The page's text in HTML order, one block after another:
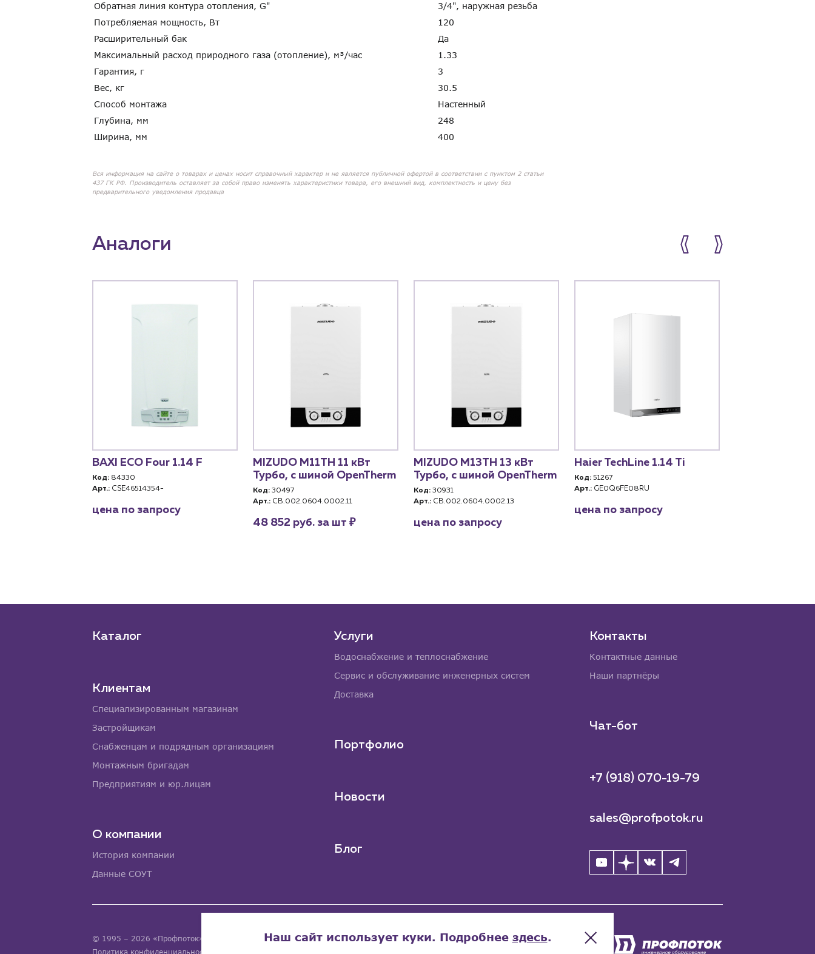
Обратная линия контура отопления, G"
3/4", наружная резьба
Потребляемая мощность, Вт
120
Расширительный бак
Да
Максимальный расход природного газа (отопление), м³/час
1.33
Гарантия, г
3
Вес, кг
30.5
Способ монтажа
Настенный
Глубина, мм
248
Ширина, мм
400
Вся информация на сайте о товарах и ценах носит справочный характер и не является публичной офертой в соответствии с пунктом 2 статьи
437 ГК РФ. Производитель оставляет за собой право изменять характеристики товара, его внешний вид, комплектность и цену без
предварительного уведомления продавца
Аналоги
BAXI ECO Four 1.14 F
Код: 84330
Арт.: CSE46514354-
цена по запросу
MIZUDO М11TH 11 кВт
Турбо, с шиной OpenTherm
Код: 30497
Арт.: CB.002.0604.0002.11
48 852 руб. за шт ₽
MIZUDO М13TH 13 кВт
Турбо, с шиной OpenTherm
Код: 30931
Арт.: CB.002.0604.0002.13
цена по запросу
Haier TechLine 1.14 Ti
Код: 51267
Арт.: GE0Q6FE08RU
цена по запросу
Каталог
Клиентам
Специализированным магазинам
Застройщикам
Снабженцам и подрядным организациям
Монтажным бригадам
Предприятиям и юр.лицам
О компании
История компании
Данные СОУТ
Услуги
Водоснабжение и теплоснабжение
Сервис и обслуживание инженерных систем
Доставка
Портфолио
Новости
Блог
Контакты
Контактные данные
Наши партнёры
Чат-бот
+7 (918) 070-19-79
sales@profpotok.ru
© 1995 – 2026 «Профпоток». Все права защищены
Политика конфиденциальности
Наш сайт использует куки. Подробнее здесь.